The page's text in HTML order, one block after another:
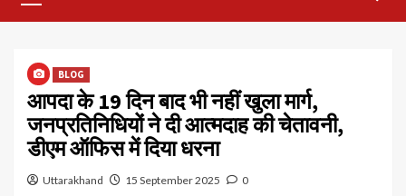
BLOG
आपदा के 19 दिन बाद भी नहीं खुला मार्ग,
जनप्रतिनिधियों ने दी आत्मदाह की चेतावनी,
डीएम ऑफिस में दिया धरना
Uttarakhand 15 September 2025 0